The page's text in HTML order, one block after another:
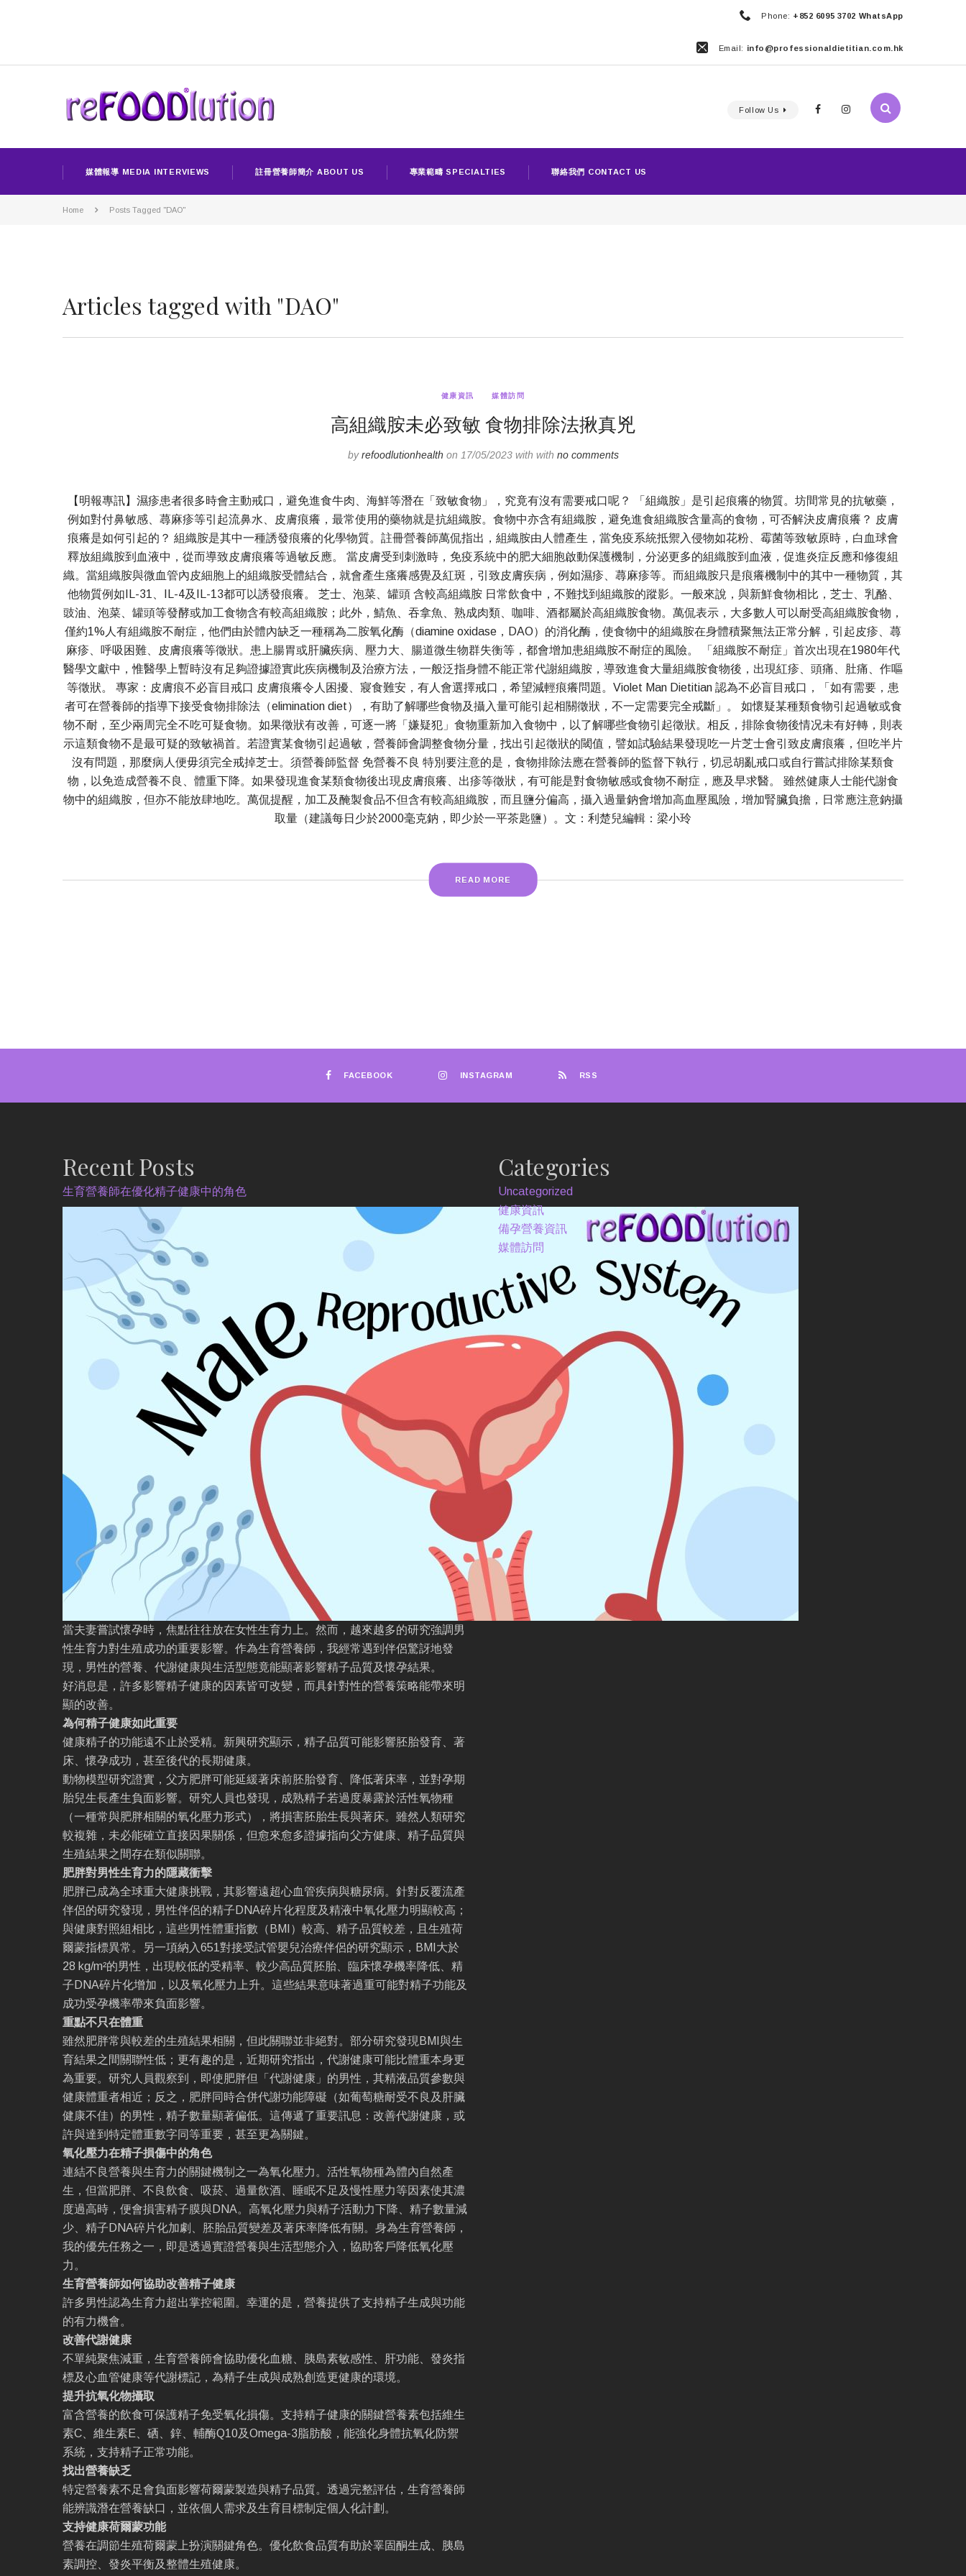
Phone: +852 6095 3702 WhatsApp
Email: info@professionaldietitian.com.hk
Follow Us
媒體報導 MEDIA INTERVIEWS 註冊營養師簡介 ABOUT US 專業範疇 SPECIALTIES 聯絡我們 CONTACT US
Home Posts Tagged "DAO"
Articles tagged with "DAO"
健康資訊 媒體訪問
高組織胺未必致敏 食物排除法揪真兇
byrefoodlutionhealth on 17/05/2023 with with no comments
【明報專訊】濕疹患者很多時會主動戒口，避免進食牛肉、海鮮等潛在「致敏食物」，究竟有沒有需要戒口呢？ 「組織胺」是引起痕癢的物質。坊間常見的抗敏藥，
例如對付鼻敏感、蕁麻疹等引起流鼻水、皮膚痕癢，最常使用的藥物就是抗組織胺。食物中亦含有組織胺，避免進食組織胺含量高的食物，可否解決皮膚痕癢？ 皮膚
痕癢是如何引起的？ 組織胺是其中一種誘發痕癢的化學物質。註冊營養師萬侃指出，組織胺由人體產生，當免疫系統抵禦入侵物如花粉、霉菌等致敏原時，白血球會
釋放組織胺到血液中，從而導致皮膚痕癢等過敏反應。 當皮膚受到刺激時，免疫系統中的肥大細胞啟動保護機制，分泌更多的組織胺到血液，促進炎症反應和修復組
織。當組織胺與微血管內皮細胞上的組織胺受體結合，就會產生瘙癢感覺及紅斑，引致皮膚疾病，例如濕疹、蕁麻疹等。而組織胺只是痕癢機制中的其中一種物質，其
他物質例如IL-31、IL-4及IL-13都可以誘發痕癢。 芝士、泡菜、罐頭 含較高組織胺 日常飲食中，不難找到組織胺的蹤影。一般來說，與新鮮食物相比，芝士、乳酪、
豉油、泡菜、罐頭等發酵或加工食物含有較高組織胺；此外，鯖魚、吞拿魚、熟成肉類、咖啡、酒都屬於高組織胺食物。萬侃表示，大多數人可以耐受高組織胺食物，
僅約1%人有組織胺不耐症，他們由於體內缺乏一種稱為二胺氧化酶（diamine oxidase，DAO）的消化酶，使食物中的組織胺在身體積聚無法正常分解，引起皮疹、蕁
麻疹、呼吸困難、皮膚痕癢等徵狀。患上腸胃或肝臟疾病、壓力大、腸道微生物群失衡等，都會增加患組織胺不耐症的風險。 「組織胺不耐症」首次出現在1980年代
醫學文獻中，惟醫學上暫時沒有足夠證據證實此疾病機制及治療方法，一般泛指身體不能正常代謝組織胺，導致進食大量組織胺食物後，出現紅疹、頭痛、肚痛、作嘔
等徵狀。 專家：皮膚痕不必盲目戒口 皮膚痕癢令人困擾、寢食難安，有人會選擇戒口，希望減輕痕癢問題。Violet Man Dietitian 認為不必盲目戒口，「如有需要，患
者可在營養師的指導下接受食物排除法（elimination diet），有助了解哪些食物及攝入量可能引起相關徵狀，不一定需要完全戒斷」。 如懷疑某種類食物引起過敏或食
物不耐，至少兩周完全不吃可疑食物。如果徵狀有改善，可逐一將「嫌疑犯」食物重新加入食物中，以了解哪些食物引起徵狀。相反，排除食物後情况未有好轉，則表
示這類食物不是最可疑的致敏禍首。若證實某食物引起過敏，營養師會調整食物分量，找出引起徵狀的閾值，譬如試驗結果發現吃一片芝士會引致皮膚痕癢，但吃半片
沒有問題，那麼病人便毋須完全戒掉芝士。須營養師監督 免營養不良 特別要注意的是，食物排除法應在營養師的監督下執行，切忌胡亂戒口或自行嘗試排除某類食
物，以免造成營養不良、體重下降。如果發現進食某類食物後出現皮膚痕癢、出疹等徵狀，有可能是對食物敏感或食物不耐症，應及早求醫。 雖然健康人士能代謝食
物中的組織胺，但亦不能放肆地吃。萬侃提醒，加工及醃製食品不但含有較高組織胺，而且鹽分偏高，攝入過量鈉會增加高血壓風險，增加腎臟負擔，日常應注意鈉攝
取量（建議每日少於2000毫克鈉，即少於一平茶匙鹽）。文：利楚兒編輯：梁小玲
READ MORE
FACEBOOK INSTAGRAM RSS
Recent Posts
生育營養師在優化精子健康中的角色
當夫妻嘗試懷孕時，焦點往往放在女性生育力上。然而，越來越多的研究強調男
性生育力對生殖成功的重要影響。作為生育營養師，我經常遇到伴侶驚訝地發
現，男性的營養、代謝健康與生活型態竟能顯著影響精子品質及懷孕結果。
好消息是，許多影響精子健康的因素皆可改變，而具針對性的營養策略能帶來明
顯的改善。
為何精子健康如此重要
健康精子的功能遠不止於受精。新興研究顯示，精子品質可能影響胚胎發育、著
床、懷孕成功，甚至後代的長期健康。
動物模型研究證實，父方肥胖可能延緩著床前胚胎發育、降低著床率，並對孕期
胎兒生長產生負面影響。研究人員也發現，成熟精子若過度暴露於活性氧物種
（一種常與肥胖相關的氧化壓力形式），將損害胚胎生長與著床。雖然人類研究
較複雜，未必能確立直接因果關係，但愈來愈多證據指向父方健康、精子品質與
生殖結果之間存在類似關聯。
肥胖對男性生育力的隱藏衝擊
肥胖已成為全球重大健康挑戰，其影響遠超心血管疾病與糖尿病。針對反覆流產
伴侶的研究發現，男性伴侶的精子DNA碎片化程度及精液中氧化壓力明顯較高；
與健康對照組相比，這些男性體重指數（BMI）較高、精子品質較差，且生殖荷
爾蒙指標異常。另一項納入651對接受試管嬰兒治療伴侶的研究顯示，BMI大於
28 kg/m²的男性，出現較低的受精率、較少高品質胚胎、臨床懷孕機率降低、精
子DNA碎片化增加，以及氧化壓力上升。這些結果意味著過重可能對精子功能及
成功受孕機率帶來負面影響。
重點不只在體重
雖然肥胖常與較差的生殖結果相關，但此關聯並非絕對。部分研究發現BMI與生
育結果之間關聯性低；更有趣的是，近期研究指出，代謝健康可能比體重本身更
為重要。研究人員觀察到，即使肥胖但「代謝健康」的男性，其精液品質參數與
健康體重者相近；反之，肥胖同時合併代謝功能障礙（如葡萄糖耐受不良及肝臟
健康不佳）的男性，精子數量顯著偏低。這傳遞了重要訊息：改善代謝健康，或
許與達到特定體重數字同等重要，甚至更為關鍵。
氧化壓力在精子損傷中的角色
連結不良營養與生育力的關鍵機制之一為氧化壓力。活性氧物種為體內自然產
生，但當肥胖、不良飲食、吸菸、過量飲酒、睡眠不足及慢性壓力等因素使其濃
度過高時，便會損害精子膜與DNA。高氧化壓力與精子活動力下降、精子數量減
少、精子DNA碎片化加劇、胚胎品質變差及著床率降低有關。身為生育營養師，
我的優先任務之一，即是透過實證營養與生活型態介入，協助客戶降低氧化壓
力。
生育營養師如何協助改善精子健康
許多男性認為生育力超出掌控範圍。幸運的是，營養提供了支持精子生成與功能
的有力機會。
改善代謝健康
不單純聚焦減重，生育營養師會協助優化血糖、胰島素敏感性、肝功能、發炎指
標及心血管健康等代謝標記，為精子生成與成熟創造更健康的環境。
提升抗氧化物攝取
富含營養的飲食可保護精子免受氧化損傷。支持精子健康的關鍵營養素包括維生
素C、維生素E、硒、鋅、輔酶Q10及Omega-3脂肪酸，能強化身體抗氧化防禦
系統，支持精子正常功能。
找出營養缺乏
特定營養素不足會負面影響荷爾蒙製造與精子品質。透過完整評估，生育營養師
能辨識潛在營養缺口，並依個人需求及生育目標制定個人化計劃。
支持健康荷爾蒙功能
營養在調節生殖荷爾蒙上扮演關鍵角色。優化飲食品質有助於睪固酮生成、胰島
素調控、發炎平衡及整體生殖健康。
Categories
Uncategorized
健康資訊
備孕營養資訊
媒體訪問